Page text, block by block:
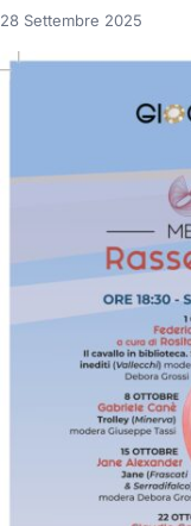
28 Settembre 2025